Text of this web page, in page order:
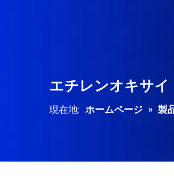
エチレンオキサイ
現在地: ホームページ » 製